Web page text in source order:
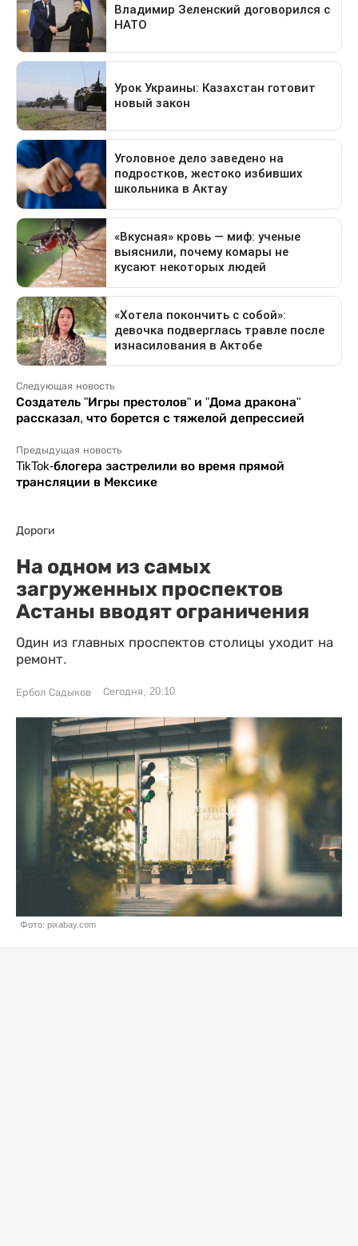
Следующая новость
Создатель "Игры престолов" и "Дома дракона"
рассказал, что борется с тяжелой депрессией
Предыдущая новость
TikTok-блогера застрелили во время прямой
трансляции в Мексике
Дороги
На одном из самых
загруженных проспектов
Астаны вводят ограничения
Один из главных проспектов столицы уходит на
ремонт.
Ербол Садыков Сегодня, 20:10
Фото: pixabay.com